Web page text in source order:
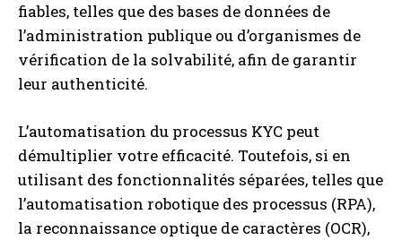
fiables, telles que des bases de données de
l’administration publique ou d’organismes de
vérification de la solvabilité, afin de garantir
leur authenticité.
L’automatisation du processus KYC peut
démultiplier votre efficacité. Toutefois, si en
utilisant des fonctionnalités séparées, telles que
l’automatisation robotique des processus (RPA),
la reconnaissance optique de caractères (OCR),